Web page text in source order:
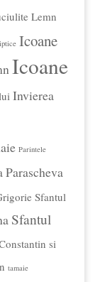
Lemn
Icoane
Icoane
Invierea
Parintele
Parascheva
Sfantul
Sfantul
si
tamaie